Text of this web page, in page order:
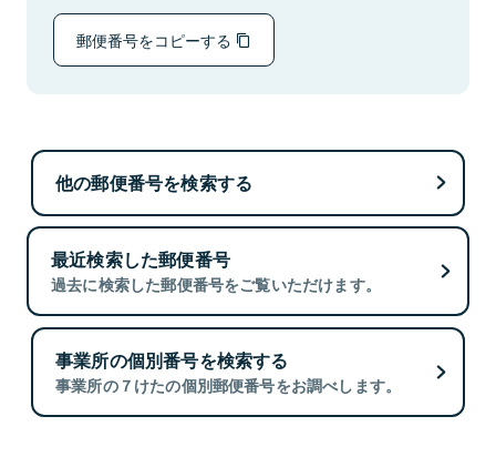
郵便番号をコピーする
他の郵便番号を検索する
最近検索した郵便番号
過去に検索した郵便番号をご覧いただけます。
事業所の個別番号を検索する
事業所の７けたの個別郵便番号をお調べします。